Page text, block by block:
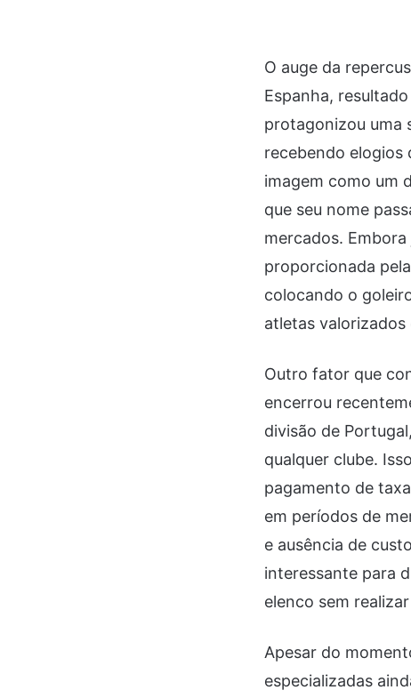
O auge da
Espanha,
protagonizou uma
recebendo elogios
imagem como um
que seu nome
mercados.
proporcionada
colocando o
atletas
Outro fator que
encerrou
divisão de
qualquer clube.
pagamento de
em períodos de
e ausência de
interessante para
elenco sem
Apesar do
especializadas